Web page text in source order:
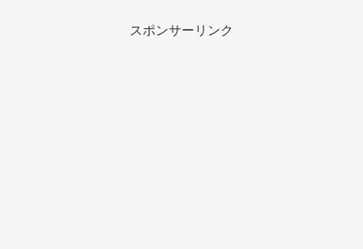
スポンサーリンク